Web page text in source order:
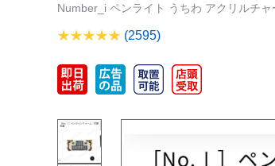
Number_i ペンライト うちわ アクリルチ
(2595)